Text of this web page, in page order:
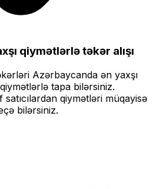
qiymətlərlətəkər alışı
Azərbaycanda ən yaxşı
tapa bilərsiniz.
qiymətləri müqayisə
bilərsiniz.